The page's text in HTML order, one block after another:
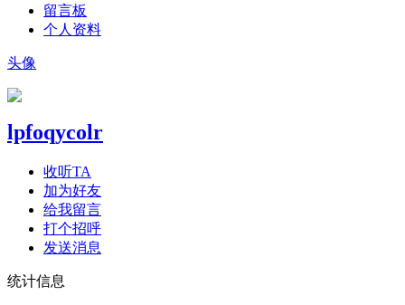
留言板
个人资料
头像
lpfoqycolr
收听TA
加为好友
给我留言
打个招呼
发送消息
统计信息